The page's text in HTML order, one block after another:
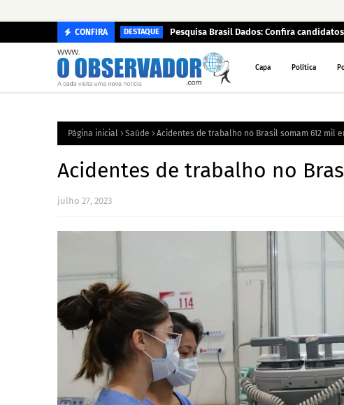
CONFIRA DESTAQUE Pesquisa Brasil Dados: Confira
Capa Política
Página inicial Saúde Acidentes de trabalho no Brasil somam 612 mil
Acidentes de trabalho no
julho 27, 2023